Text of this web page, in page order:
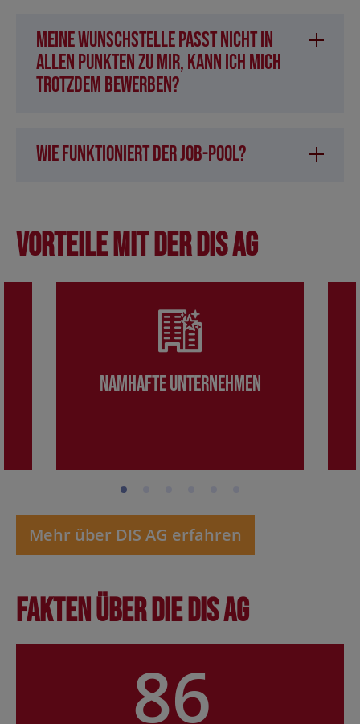
Meine Wunschstelle passt nicht in
allen Punkten zu mir, kann ich mich
trotzdem bewerben?
Wie funktioniert der Job-Pool?
Vorteile mit der DIS AG
Namhafte Unternehmen
Mehr über DIS AG erfahren
Fakten über die DIS AG
86